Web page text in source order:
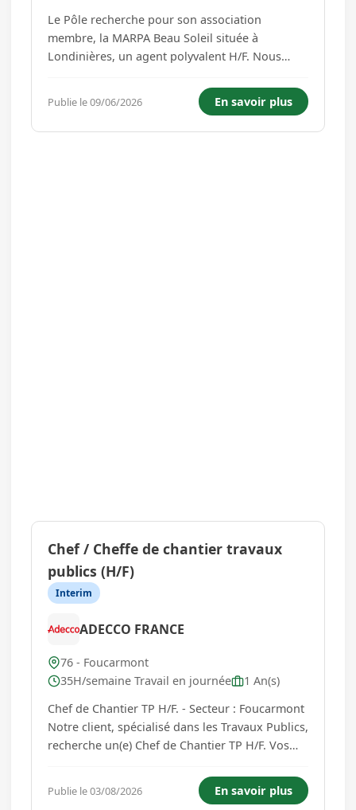
Le Pôle recherche pour son association
membre, la MARPA Beau Soleil située à
Londinières, un agent polyvalent H/F. Nous
pour assurer la sécurité, la surveillance et le
bien-être des résident(e)s. Rattaché à l'adjointe
de l'établissement, vous ...
Publie le 09/06/2026 En savoir plus
Chef / Cheffe de chantier travaux
publics (H/F)
Interim
ADECCO FRANCE
76 - Foucarmont
35H/semaine Travail en journée
1 An(s)
Chef de Chantier TP H/F. - Secteur : Foucarmont
Notre client, spécialisé dans les Travaux Publics,
recherche un(e) Chef de Chantier TP H/F. Vos
chantiers. - Réaliser et contrôler les
Publie le 03/08/2026 En savoir plus